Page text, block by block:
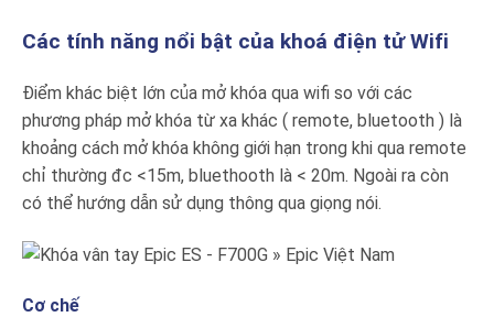
Các tính năng nổi bật của khoá điện tử Wifi
Điểm khác biệt lớn của mở khóa qua wifi so với các
phương pháp mở khóa từ xa khác ( remote, bluetooth ) là
khoảng cách mở khóa không giới hạn trong khi qua remote
chỉ thường đc <15m, bluethooth là < 20m. Ngoài ra còn
có thể hướng dẫn sử dụng thông qua giọng nói.
Cơ chế